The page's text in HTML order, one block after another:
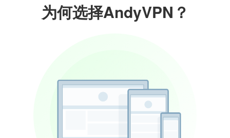
为何选择AndyVPN？